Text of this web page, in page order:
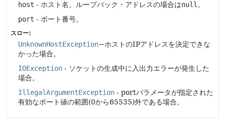
host - ホスト名。ループバック・アドレスの場合はnull 。
port - ポート番号。
スロー:
UnknownHostException−ホストのIPアドレスを決定できな
かった場合。
IOException - ソケットの生成中に入出力エラーが発生した
場合。
IllegalArgumentException - portパラメータが指定された
有効なポート値の範囲(0から65535)外である場合。